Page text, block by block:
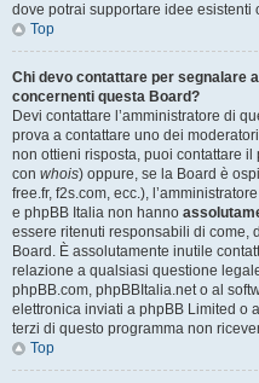
dove potrai supportare idee
Top
Chi devo contattare per segnalare
concernenti questa Board?
Devi contattare l’amministratore di
prova a contattare uno dei
non ottieni risposta, puoi contattare
con whois) oppure, se la Board è
free.fr, f2s.com, ecc.),
e phpBB Italia non hanno
essere ritenuti responsabili di come,
Board. È assolutamente inutile
relazione a qualsiasi questione
phpBB.com, phpBBItalia.net o al
elettronica inviati a phpBB Limited o
terzi di questo programma non
Top